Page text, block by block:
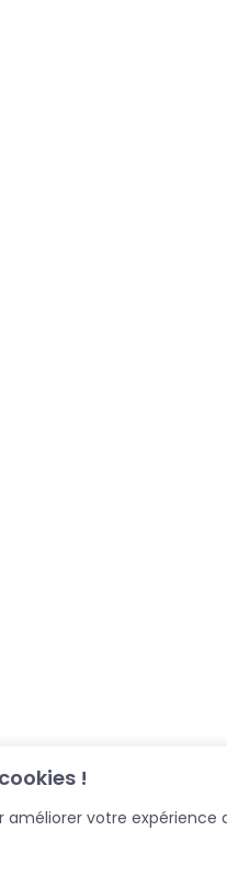
!
améliorer votre